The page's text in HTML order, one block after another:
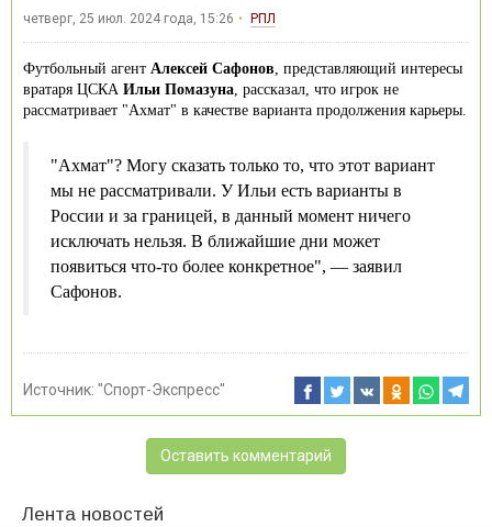
четверг, 25 июл. 2024 года, 15:26 РПЛ
Футбольный агент Алексей Сафонов , представляющий интересы
вратаря ЦСКА Ильи Помазуна , рассказал, что игрок не
рассматривает "Ахмат" в качестве варианта продолжения карьеры.
"Ахмат"? Могу сказать только то, что этот вариант
мы не рассматривали. У Ильи есть варианты в
России и за границей, в данный момент ничего
исключать нельзя. В ближайшие дни может
появиться что-то более конкретное", — заявил
Сафонов.
Источник: "Спорт-Экспресс"
Оставить комментарий
Лента новостей